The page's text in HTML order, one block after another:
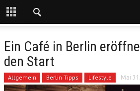
Ein Café in Berlin
den Start
Allgemein Berlin Tipps Lifestyle Mai